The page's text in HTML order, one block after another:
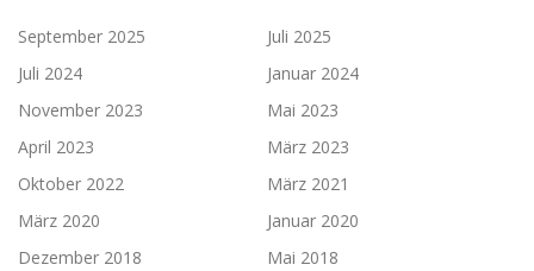
September 2025
Juli 2025
Juli 2024
Januar 2024
November 2023
Mai 2023
April 2023
März 2023
Oktober 2022
März 2021
März 2020
Januar 2020
Dezember 2018
Mai 2018